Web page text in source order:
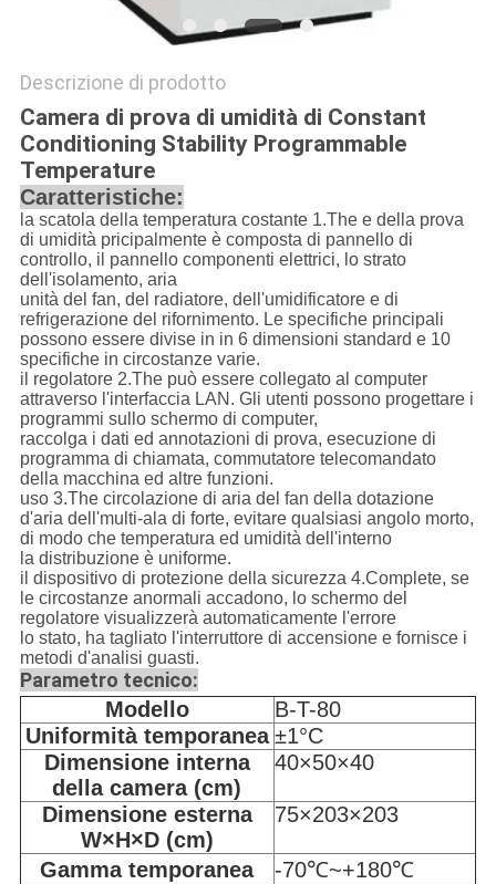
Descrizione di prodotto
Camera di prova di umidità di Constant
Conditioning Stability Programmable
Temperature
Caratteristiche:
la scatola della temperatura costante 1.The e della prova
di umidità pricipalmente è composta di pannello di
controllo, il pannello componenti elettrici, lo strato
dell'isolamento, aria
unità del fan, del radiatore, dell'umidificatore e di
refrigerazione del rifornimento. Le specifiche principali
possono essere divise in in 6 dimensioni standard e 10
specifiche in circostanze varie.
il regolatore 2.The può essere collegato al computer
attraverso l'interfaccia LAN. Gli utenti possono progettare i
programmi sullo schermo di computer,
raccolga i dati ed annotazioni di prova, esecuzione di
programma di chiamata, commutatore telecomandato
della macchina ed altre funzioni.
uso 3.The circolazione di aria del fan della dotazione
d'aria dell'multi-ala di forte, evitare qualsiasi angolo morto,
di modo che temperatura ed umidità dell'interno
la distribuzione è uniforme.
il dispositivo di protezione della sicurezza 4.Complete, se
le circostanze anormali accadono, lo schermo del
regolatore visualizzerà automaticamente l'errore
lo stato, ha tagliato l'interruttore di accensione e fornisce i
metodi d'analisi guasti.
Parametro tecnico:
Modello
B-T-80
Uniformità temporanea ±1°C
Dimensione interna
della camera (cm)
40×50×40
Dimensione esterna
W×H×D (cm)
75×203×203
Gamma temporanea
-70℃~+180℃